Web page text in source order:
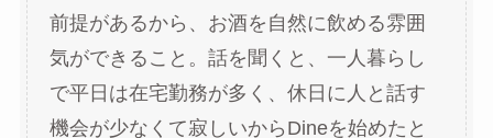
前提があるから、お酒を自然に飲める雰囲
気ができること。話を聞くと、一人暮らし
で平日は在宅勤務が多く、休日に人と話す
機会が少なくて寂しいからDineを始めたと